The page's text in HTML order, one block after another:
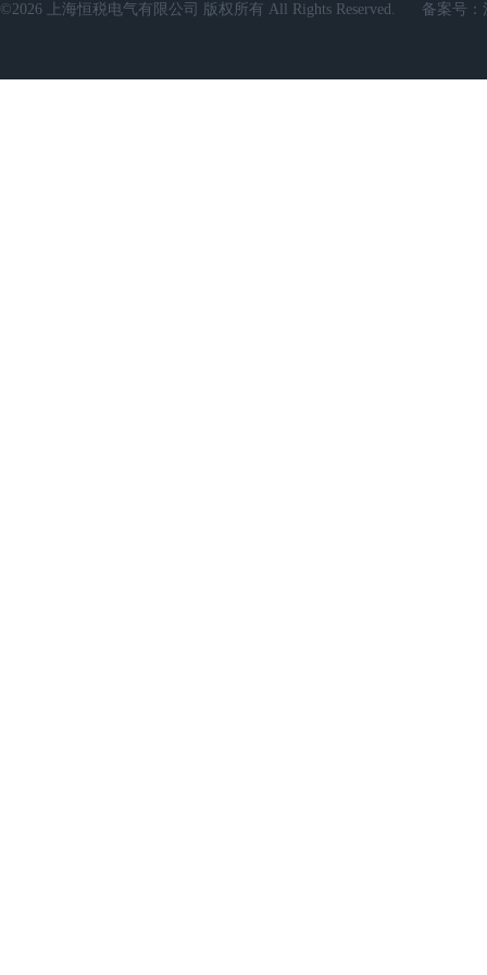
©2026 上海恒税电气有限公司 版权所有 All Rights Reserved. 备案号：